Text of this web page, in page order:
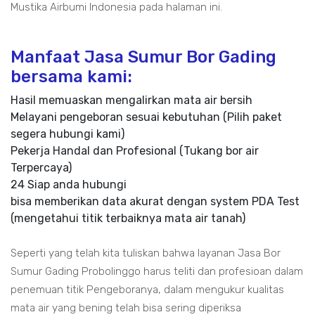
Mustika Airbumi Indonesia pada halaman ini.
Manfaat Jasa Sumur Bor Gading
bersama kami:
Hasil memuaskan mengalirkan mata air bersih
Melayani pengeboran sesuai kebutuhan (Pilih paket
segera hubungi kami)
Pekerja Handal dan Profesional (Tukang bor air
Terpercaya)
24 Siap anda hubungi
bisa memberikan data akurat dengan system PDA Test
(mengetahui titik terbaiknya mata air tanah)
Seperti yang telah kita tuliskan bahwa layanan Jasa Bor
Sumur Gading Probolinggo harus teliti dan profesioan dalam
penemuan titik Pengeboranya, dalam mengukur kualitas
mata air yang bening telah bisa sering diperiksa